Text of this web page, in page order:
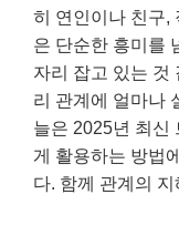
히 연인이나 친구,
은 단순한 흥미를
자리 잡고 있는 것
리 관계에 얼마나
늘은 2025년 최신
게 활용하는 방법
다. 함께 관계의